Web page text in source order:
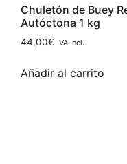
Chuletón de Buey
Autóctona 1 kg
44,00€ IVA Incl.
Añadir al carrito